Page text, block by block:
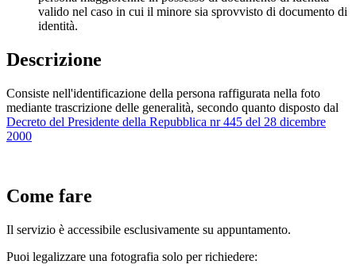
valido nel caso in cui il minore sia sprovvisto di documento di
identità.
Descrizione
Consiste nell'identificazione della persona raffigurata nella foto
mediante trascrizione delle generalità, secondo quanto disposto dal
Decreto del Presidente della Repubblica nr 445 del 28 dicembre
2000
Come fare
Il servizio è accessibile esclusivamente su appuntamento.
Puoi legalizzare una fotografia solo per richiedere: